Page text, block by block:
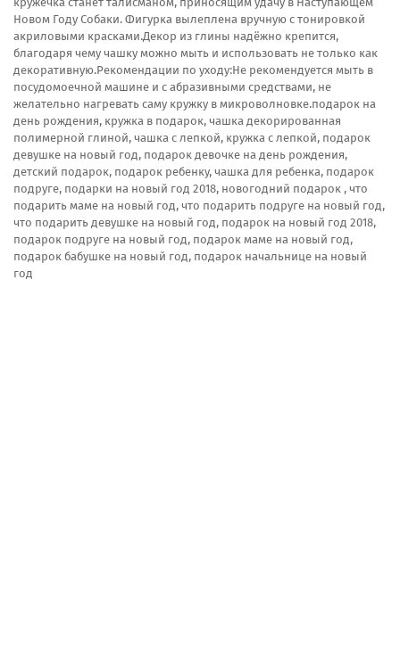
Новом Году Собаки. Фигурка вылеплена вручную с тонировкой
акриловыми красками.Декор из глины надёжно крепится,
благодаря чему чашку можно мыть и использовать не только как
декоративную.Рекомендации по уходу:Не рекомендуется мыть в
посудомоечной машине и с абразивными средствами, не
желательно нагревать саму кружку в микроволновке.подарок на
день рождения, кружка в подарок, чашка декорированная
полимерной глиной, чашка с лепкой, кружка с лепкой, подарок
девушке на новый год, подарок девочке на день рождения,
детский подарок, подарок ребенку, чашка для ребенка, подарок
подруге, подарки на новый год 2018, новогодний подарок , что
подарить маме на новый год, что подарить подруге на новый год,
что подарить девушке на новый год, подарок на новый год 2018,
подарок подруге на новый год, подарок маме на новый год,
подарок бабушке на новый год, подарок начальнице на новый
год